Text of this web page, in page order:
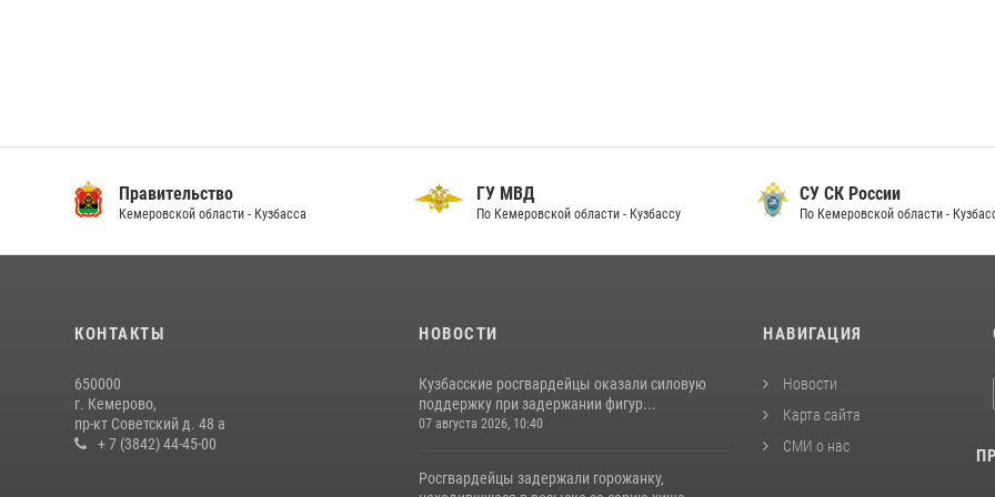
Правительство
Кемеровской области - Кузбасса
ГУ МВД
По Кемеровской области - Кузбассу
СУ СК России
По Кемеровской области -
КОНТАКТЫ
650000
г. Кемерово,
пр-кт Советский д. 48 а
+ 7 (3842) 44-45-00
НОВОСТИ
Кузбасские росгвардейцы оказали силовую
поддержку при задержании фигур...
07 августа 2026, 10:40
Росгвардейцы задержали горожанку,
НАВИГАЦИЯ
Новости
Карта сайта
СМИ о нас